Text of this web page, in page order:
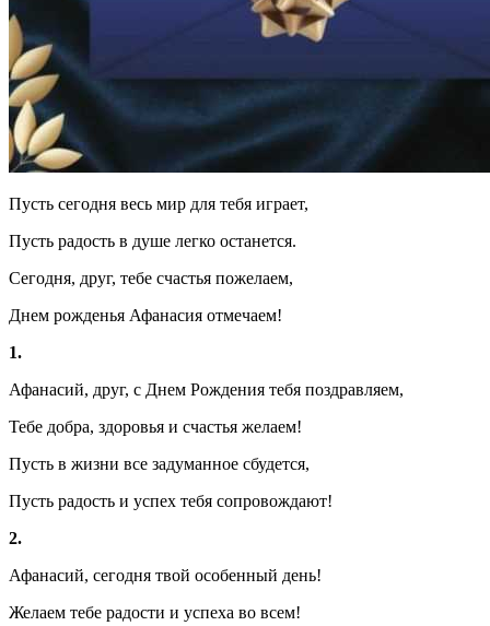
Пусть сегодня весь мир для тебя играет,
Пусть радость в душе легко останется.
Сегодня, друг, тебе счастья пожелаем,
Днем рожденья Афанасия отмечаем!
1.
Афанасий, друг, с Днем Рождения тебя поздравляем,
Тебе добра, здоровья и счастья желаем!
Пусть в жизни все задуманное сбудется,
Пусть радость и успех тебя сопровождают!
2.
Афанасий, сегодня твой особенный день!
Желаем тебе радости и успеха во всем!